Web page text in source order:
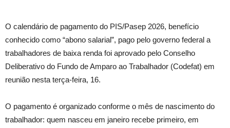
O calendário de pagamento do PIS/Pasep 2026, benefício
conhecido como “abono salarial”, pago pelo governo federal a
trabalhadores de baixa renda foi aprovado pelo Conselho
Deliberativo do Fundo de Amparo ao Trabalhador (Codefat) em
reunião nesta terça-feira, 16.
O pagamento é organizado conforme o mês de nascimento do
trabalhador: quem nasceu em janeiro recebe primeiro, em